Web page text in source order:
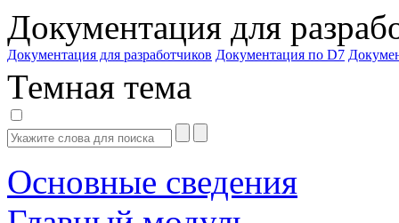
Документация для
Документация для разработчиков Документация по D7
Темная тема
Основные сведения